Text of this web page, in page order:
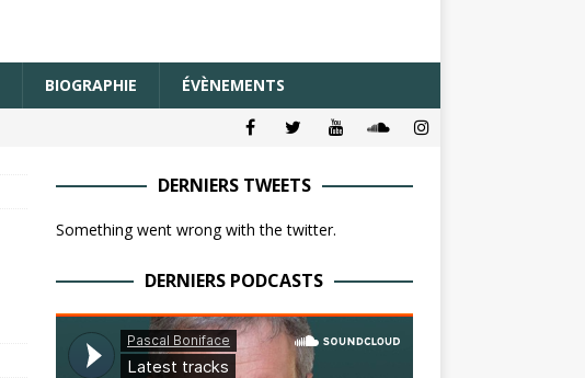
BIOGRAPHIE ÉVÈNEMENTS
DERNIERS TWEETS
Something went wrong with the twitter.
DERNIERS PODCASTS